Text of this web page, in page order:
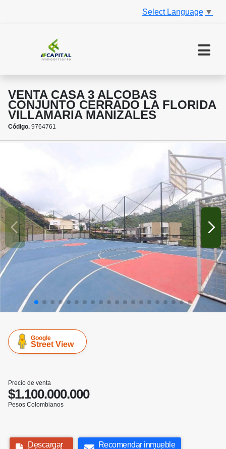
Select Language ▼
VENTA CASA 3 ALCOBAS
CONJUNTO CERRADO LA FLORIDA
VILLAMARIA MANIZALES
Código. 9764761
Google
Street View
Precio de venta
$1.100.000.000
Pesos Colombianos
Descargar
Recomendar inmueble